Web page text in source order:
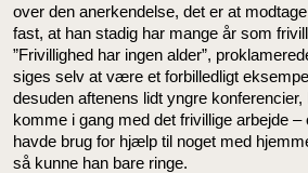
over den anerkendelse, det er at
fast, at han stadig har mange år som
”Frivillighed har ingen alder”,
siges selv at være et forbilledligt
desuden aftenens lidt yngre
komme i gang med det frivillige arbejde
havde brug for hjælp til noget med
så kunne han bare ringe.